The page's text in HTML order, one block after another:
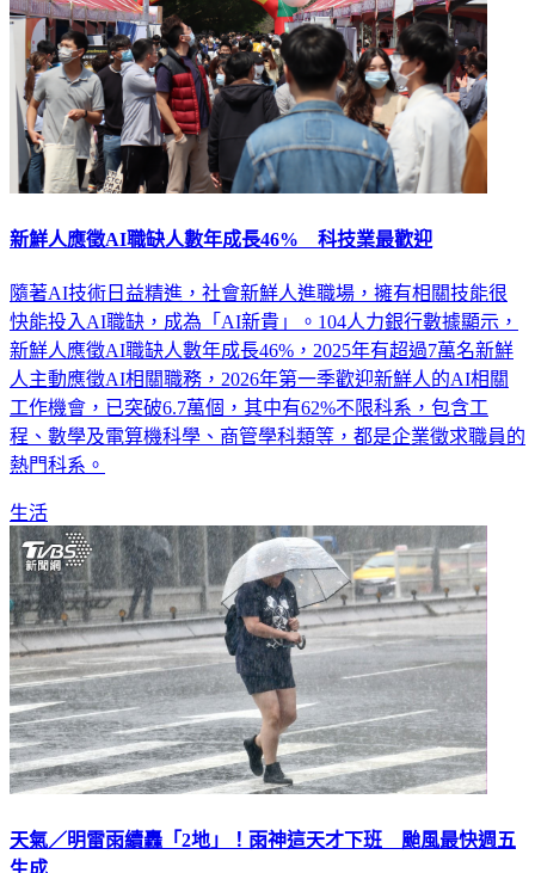
新鮮人應徵AI職缺人數年成長46% 科技業最歡迎
隨著AI技術日益精進，社會新鮮人進職場，擁有相關技能很
快能投入AI職缺，成為「AI新貴」。104人力銀行數據顯示，
新鮮人應徵AI職缺人數年成長46%，2025年有超過7萬名新鮮
人主動應徵AI相關職務，2026年第一季歡迎新鮮人的AI相關
工作機會，已突破6.7萬個，其中有62%不限科系，包含工
程、數學及電算機科學、商管學科類等，都是企業徵求職員的
熱門科系。
生活
天氣／明雷雨續轟「2地」！雨神這天才下班 颱風最快週五